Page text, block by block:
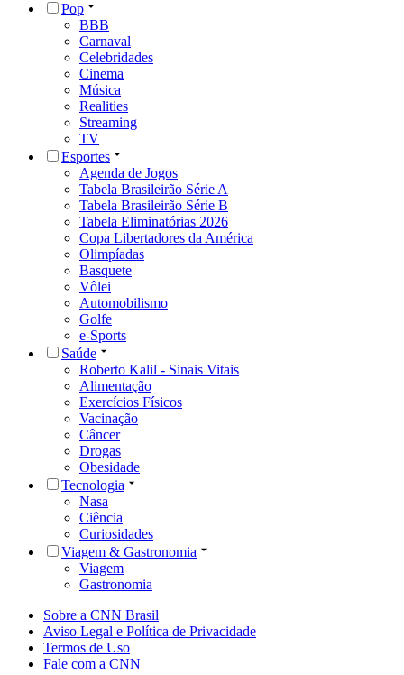
Pop
BBB
Carnaval
Celebridades
Cinema
Música
Realities
Streaming
TV
Esportes
Agenda de Jogos
Tabela Brasileirão Série A
Tabela Brasileirão Série B
Tabela Eliminatórias 2026
Copa Libertadores da América
Olimpíadas
Basquete
Vôlei
Automobilismo
Golfe
e-Sports
Saúde
Roberto Kalil - Sinais Vitais
Alimentação
Exercícios Físicos
Vacinação
Câncer
Drogas
Obesidade
Tecnologia
Nasa
Ciência
Curiosidades
Viagem & Gastronomia
Viagem
Gastronomia
Sobre a CNN Brasil
Aviso Legal e Política de Privacidade
Termos de Uso
Fale com a CNN